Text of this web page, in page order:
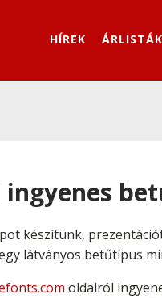
HÍREK ÁRLISTÁK
ingyenes
készítünk,
látványos betűtípus
oldalról